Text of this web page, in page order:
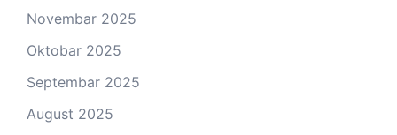
Novembar 2025
Oktobar 2025
Septembar 2025
August 2025